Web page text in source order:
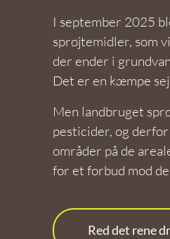
I september 2025
sprøjtemidler, som
der ender i
Det er en kæmpe
Men landbruget
pesticider, og
områder på de
for et forbud mod
Red det rene